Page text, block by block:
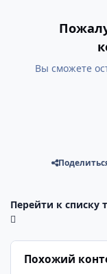
Вы сможете
Перейти к списку
Похожий